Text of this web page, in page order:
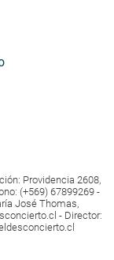
Providencia 2608,
(+569) 67899269 -
José Thomas,
- Director: